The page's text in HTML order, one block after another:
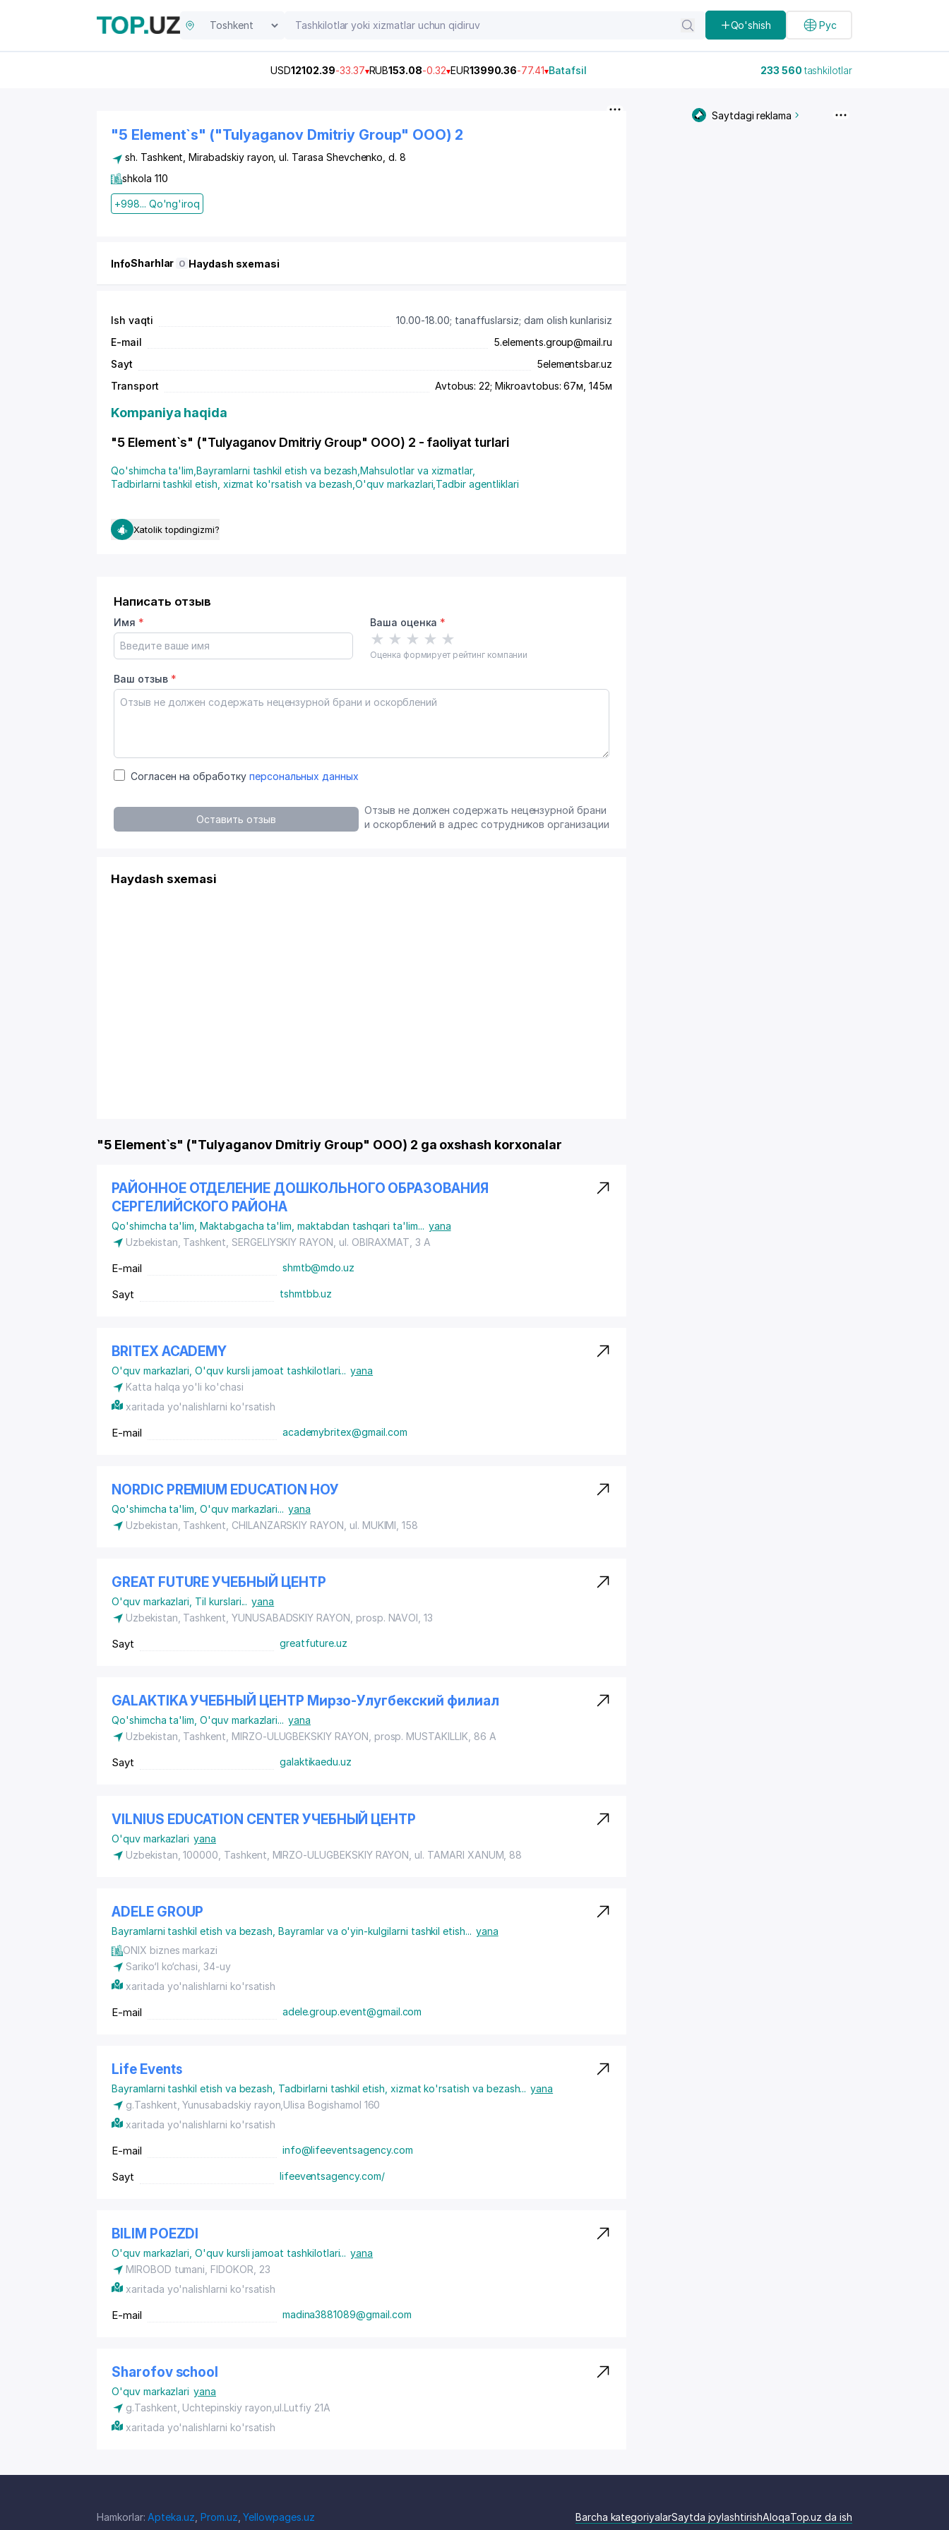
Qo'shish Рус
USD12102.39-33.37 RUB153.08-0.32 EUR13990.36-77.41 Batafsil 233 560tashkilotlar
"5 Element`s" ("Tulyaganov Dmitriy Group" OOO) 2
sh. Tashkent ,Mirabadskiy rayon ,ul. Tarasa Shevchenko , d. 8
shkola 110
+998... Qo'ng'iroq
InfoSharhlar 0 Haydash sxemasi
Ish vaqti
10.00-18.00; tanaffuslarsiz; dam olish kunlarisiz
E-mail
5.elements.group@mail.ru
Sayt
5elementsbar.uz
Transport
Avtobus: 22; Mikroavtobus: 67м, 145м
Kompaniya haqida
"5 Element`s" ("Tulyaganov Dmitriy Group" OOO) 2 - faoliyat turlari
Qo'shimcha ta'lim ,Bayramlarni tashkil etish va bezash ,Mahsulotlar va xizmatlar,
Tadbirlarni tashkil etish, xizmat ko'rsatish va bezash ,O'quv markazlari Tadbir agentliklari
Xatolik topdingizmi?
Написать отзыв
Имя * Ваша оценка *
★ ★ ★ ★ ★
Оценка формирует рейтинг компании
Ваш отзыв *
Согласен на обработку персональных данных
Оставить отзыв
Отзыв не должен содержать нецензурной брани
и оскорблений в адрес сотрудников организации
Haydash sxemasi
"5 Element`s" ("Tulyaganov Dmitriy Group" OOO) 2 ga oxshash korxonalar
РАЙОННОЕ ОТДЕЛЕНИЕ ДОШКОЛЬНОГО ОБРАЗОВАНИЯ
СЕРГЕЛИЙСКОГО РАЙОНА
Qo'shimcha ta'lim ,Maktabgacha ta'lim, maktabdan tashqari ta'lim... yana
Uzbekistan, Tashkent, SERGELIYSKIY RAYON , ul. OBIRAXMAT, 3 A
E-mail shmtb@mdo.uz
Sayt tshmtbb.uz
BRITEX ACADEMY
O'quv markazlari ,O'quv kursli jamoat tashkilotlari... yana
Katta halqa yo'li ko'chasi
xaritada yo'nalishlarni ko'rsatish
E-mail academybritex@gmail.com
NORDIC PREMIUM EDUCATION НОУ
Qo'shimcha ta'lim ,O'quv markazlari... yana
Uzbekistan, Tashkent, CHILANZARSKIY RAYON , ul. MUKIMI, 158
GREAT FUTURE УЧЕБНЫЙ ЦЕНТР
O'quv markazlari Til kurslari... yana
Uzbekistan, Tashkent, YUNUSABADSKIY RAYON prosp. NAVOI , 13
Sayt greatfuture.uz
GALAKTIKA УЧЕБНЫЙ ЦЕНТР Мирзо-Улугбекский филиал
Qo'shimcha ta'lim ,O'quv markazlari... yana
Uzbekistan, Tashkent, MIRZO-ULUGBEKSKIY RAYON prosp. MUSTAKILLIK , 86 A
Sayt galaktikaedu.uz
VILNIUS EDUCATION CENTER УЧЕБНЫЙ ЦЕНТР
O'quv markazlari yana
Uzbekistan, 100000, Tashkent, MIRZO-ULUGBEKSKIY RAYON ul. TAMARI XANUM , 88
ADELE GROUP
Bayramlarni tashkil etish va bezash ,Bayramlar va o'yin-kulgilarni tashkil etish... yana
ONIX biznes markazi
Sariko‘l ko‘chasi, 34-uy
xaritada yo'nalishlarni ko'rsatish
E-mail adele.group.event@gmail.com
Life Events
Bayramlarni tashkil etish va bezash Tadbirlarni tashkil etish, xizmat ko'rsatish va bezash... yana
g.Tashkent,Yunusabadskiy rayon ,Ulisa Bogishamol 160
xaritada yo'nalishlarni ko'rsatish
E-mail info@lifeeventsagency.com
Sayt lifeeventsagency.com/
BILIM POEZDI
O'quv markazlari ,O'quv kursli jamoat tashkilotlari... yana
MIROBOD tumani, FIDOKOR, 23
xaritada yo'nalishlarni ko'rsatish
E-mail madina3881089@gmail.com
Sharofov school
O'quv markazlari yana
g.Tashkent, Uchtepinskiy rayon ,ul.Lutfiy 21A
xaritada yo'nalishlarni ko'rsatish
Saytdagi reklama
Hamkorlar: Apteka.uz Prom.uz ,Yellowpages.uz Barcha kategoriyalarSaytda joylashtirishAloqaTop.uz da ish